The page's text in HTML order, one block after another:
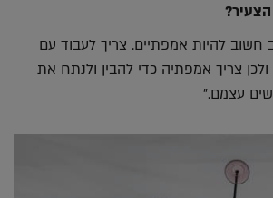
חשוב להיות אמפתיים. צריך לעבוד עם
ולכן צריך אמפתיה כדי להבין ולנתח את
עצמם."